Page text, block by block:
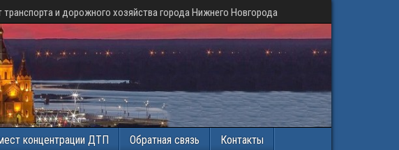
и дорожного хозяйства города Нижнего Новгорода
концентрации ДТП Обратная связь Контакты